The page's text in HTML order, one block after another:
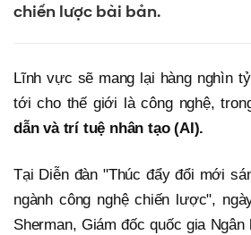
chiến lược bài bản.
Lĩnh vực sẽ mang lại hàng nghìn
tới cho thế giới là công nghệ,
dẫn và trí tuệ nhân tạo (AI).
Tại Diễn đàn "Thúc đẩy đổi mới
ngành công nghệ chiến lược",
Sherman, Giám đốc quốc gia